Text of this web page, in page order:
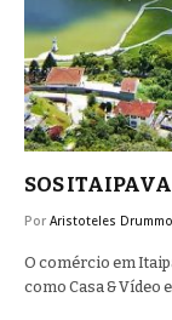
SOS ITAIPAVA
Por Aristoteles
O comércio em
como Casa & Vídeo